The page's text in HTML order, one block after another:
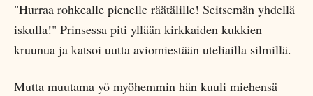
"Hurraa rohkealle pienelle räätälille! Seitsemän yhdellä
iskulla!" Prinsessa piti yllään kirkkaiden kukkien
kruunua ja katsoi uutta aviomiestään uteliailla silmillä.
Mutta muutama yö myöhemmin hän kuuli miehensä